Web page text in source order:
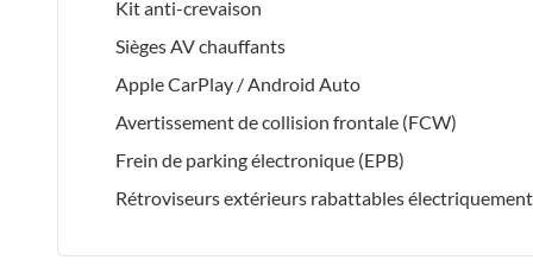
Kit anti-crevaison
Sièges AV chauffants
Apple CarPlay / Android Auto
Avertissement de collision frontale (FCW)
Frein de parking électronique (EPB)
Rétroviseurs extérieurs rabattables électriquement